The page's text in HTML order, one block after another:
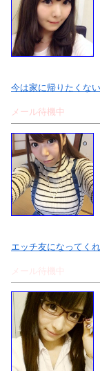
今は家に帰りたくな
メール待機中
エッチ友になってく
メール待機中